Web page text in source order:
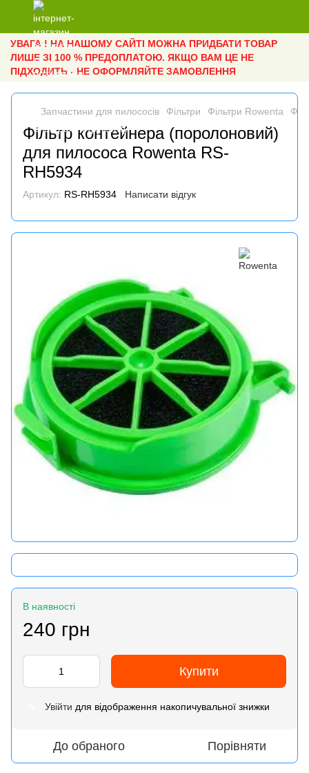
УВАГА ! НА НАШОМУ САЙТІ МОЖНА ПРИДБАТИ ТОВАР
ЛИШЕ ЗІ 100 % ПРЕДОПЛАТОЮ. ЯКЩО ВАМ ЦЕ НЕ
ПІДХОДИТЬ - НЕ ОФОРМЛЯЙТЕ ЗАМОВЛЕННЯ
Запчастини для пилососів Фільтри Фільтри Rowenta
Фільтр контейнера (поролоновий)
для пилососа Rowenta RS-
RH5934
Артикул: RS-RH5934 Написати відгук
В наявності
240 грн
Купити
Увійти для відображення накопичувальної знижки
До обраного Порівняти